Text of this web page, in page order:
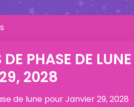
DE PHASE DE
2028
de lune pourJanvier 29, 2028